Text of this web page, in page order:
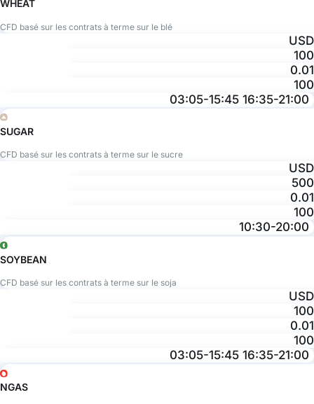
WHEAT
CFD basé sur les contrats à terme sur le blé
USD
100
0.01
100
03:05-15:45 16:35-21:00
SUGAR
CFD basé sur les contrats à terme sur le sucre
USD
500
0.01
100
10:30-20:00
SOYBEAN
CFD basé sur les contrats à terme sur le soja
USD
100
0.01
100
03:05-15:45 16:35-21:00
NGAS